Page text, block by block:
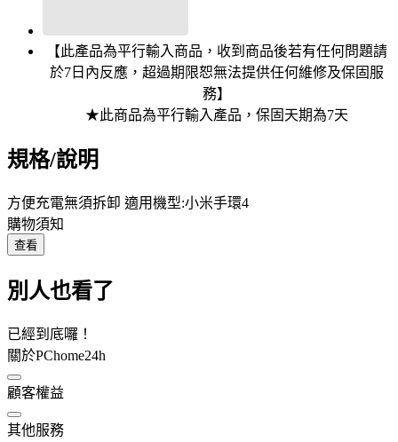
【此產品為平行輸入商品，收到商品後若有任何問題請
於7日內反應，超過期限恕無法提供任何維修及保固服
務】
★此商品為平行輸入產品，保固天期為7天
規格/說明
方便充電無須拆卸 適用機型:小米手環4
購物須知
查看
別人也看了
已經到底囉！
關於PChome24h
顧客權益
其他服務